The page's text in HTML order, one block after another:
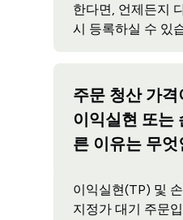
한다면, 언제든지
시 등록하실 수 있
주문 청산 가
이익실현 또는
른 이유는 무엇
이익실현(TP) 및
지정가 대기 주문